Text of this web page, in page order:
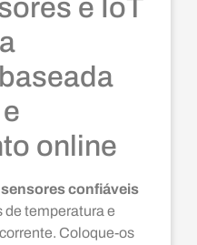
e IoT
online
sensores confiáveis
temperatura e
Coloque-os